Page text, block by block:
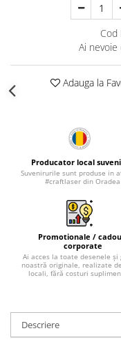
Palatul Culturii Iasi
Cod
Ai nevoie
Adauga la
Producator local
Suvenirurile sunt produse in
#craftlaser din Oradea
Promotionale /
corporate
Ai acces la toate desenele și
noastră originale, realizate
locali, fără costuri
Descriere